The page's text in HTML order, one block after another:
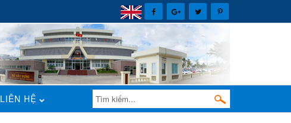
LIÊN HỆ